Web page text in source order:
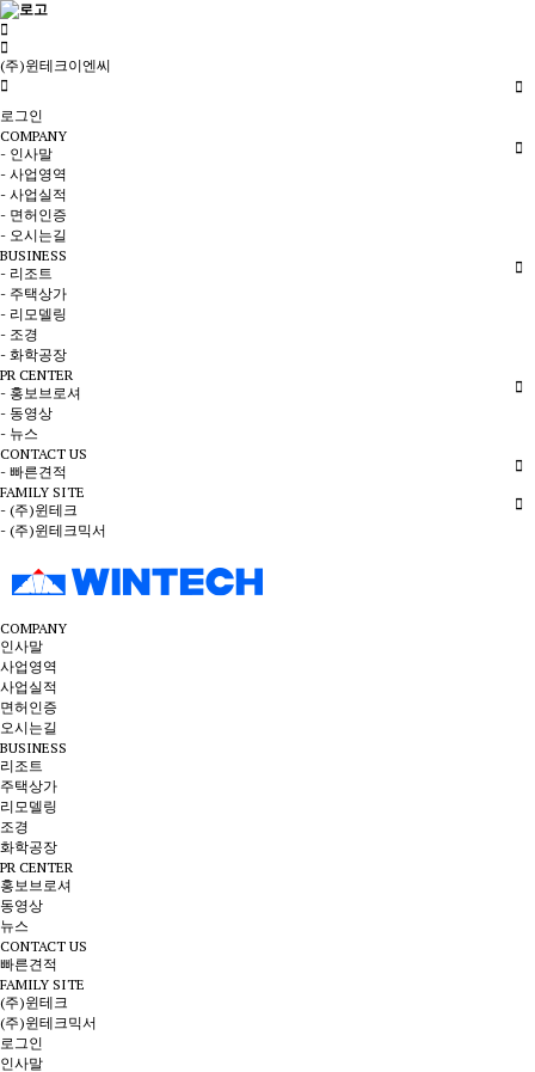
(주)윈테크이엔씨
로그인
COMPANY
- 인사말
- 사업영역
- 사업실적
- 면허인증
- 오시는길
BUSINESS
- 리조트
- 주택상가
- 리모델링
- 조경
- 화학공장
PR CENTER
- 홍보브로셔
- 동영상
- 뉴스
CONTACT US
- 빠른견적
FAMILY SITE
- (주)윈테크
- (주)윈테크믹서
COMPANY
인사말
사업영역
사업실적
면허인증
오시는길
BUSINESS
리조트
주택상가
리모델링
조경
화학공장
PR CENTER
홍보브로셔
동영상
뉴스
CONTACT US
빠른견적
FAMILY SITE
(주)윈테크
(주)윈테크믹서
로그인
인사말